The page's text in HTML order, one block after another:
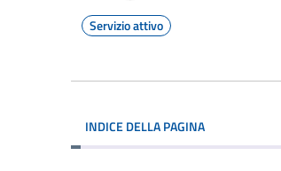
Servizio attivo
INDICE DELLA PAGINA